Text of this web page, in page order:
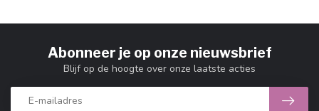
Abonneer je op onze nieuwsbrief
Blijf op de hoogte over onze laatste acties